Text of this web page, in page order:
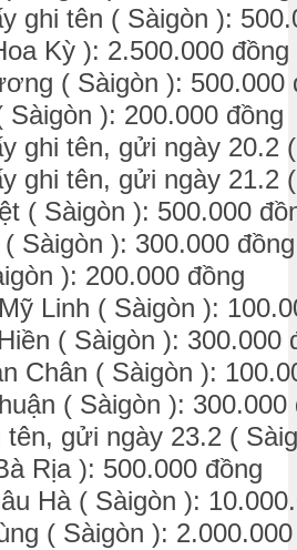
ghi tên ( Sàigòn ):
Kỳ ): 2.500.000
( Sàigòn ): 500.000
Sàigòn ): 200.000 đồng
ghi tên, gửi ngày 20.2
ghi tên, gửi ngày 21.2
( Sàigòn ): 500.000
Sàigòn ): 300.000 đồng
): 200.000 đồng
Linh ( Sàigòn ):
( Sàigòn ): 300.000
Chân ( Sàigòn ):
( Sàigòn ): 300.000
tên, gửi ngày 23.2 (
Rịa ): 500.000 đồng
Hà ( Sàigòn ):
( Sàigòn ):